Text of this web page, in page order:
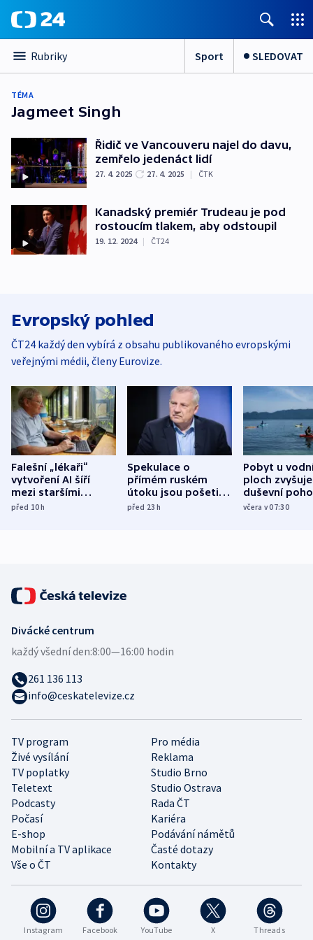
Rubriky Sport SLEDOVAT
TÉMA
Jagmeet Singh
Řidič ve Vancouveru najel do davu,
zemřelo jedenáct lidí
27. 4. 2025 27. 4. 2025 | ČTK
Kanadský premiér Trudeau je pod
rostoucím tlakem, aby odstoupil
19. 12. 2024 | ČT24
Evropský pohled
ČT24 každý den vybírá z obsahu publikovaného evropskými
veřejnými médii, členy Eurovize.
Falešní „lékaři“
vytvoření AI šíří
mezi staršími
Poláky nebezpečné
před 10h
Spekulace o
přímém ruském
útoku jsou pošetilé,
míní estonský
před 23h
Pobyt u
ploch zvyšuje
duševní
ukázala
včera v 07:30
Instagram Facebook YouTube X Threads
TV program
Pro média
Živé vysílání
Reklama
TV poplatky
Studio Brno
Teletext
Studio Ostrava
Podcasty
Rada ČT
Počasí
Kariéra
E-shop
Podávání námětů
Mobilní a TV aplikace
Časté dotazy
Vše o ČT
Kontakty
Divácké centrum
každý všední den:8:00—16:00 hodin
261 136 113
info@ceskatelevize.cz